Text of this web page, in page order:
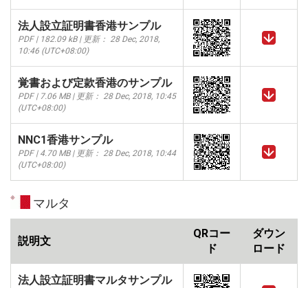
法人設立証明書香港サンプル
PDF | 182.09 kB | 更新： 28 Dec, 2018,
10:46 (UTC+08:00)
覚書および定款香港のサンプル
PDF | 7.06 MB | 更新： 28 Dec, 2018, 10:45
(UTC+08:00)
NNC1香港サンプル
PDF | 4.70 MB | 更新： 28 Dec, 2018, 10:44
(UTC+08:00)
マルタ
説明文
QRコー
ド
ダウン
ロード
法人設立証明書マルタサンプル